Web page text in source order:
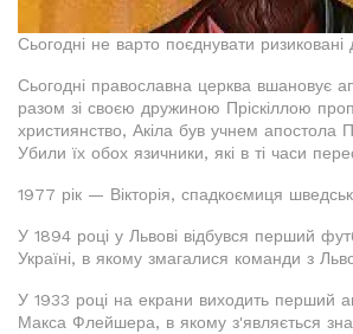
Сьогодні не варто поєднувати ризиковані
Сьогодні православна церква вшановує
разом зі своєю дружиною Пріскіллою
християнство, Акіла був учнем апостола
Убили їх обох язичники, які в ті часи
1977 рік — Вікторія, спадкоємиця
У 1894 році у Львові відбувся перший
Україні, в якому змагалися команди з
У 1933 році на екрани виходить перший
Макса Флейшера, в якому з'являється